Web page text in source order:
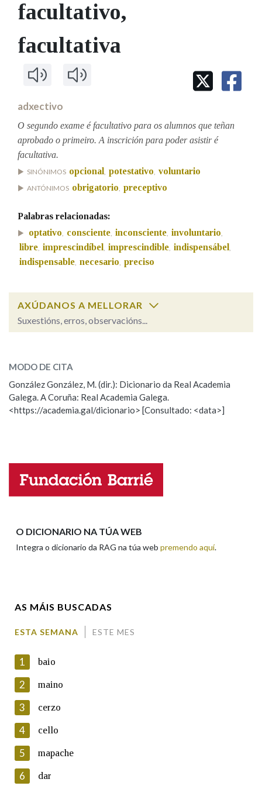
MARCIAL DEL ADALID
FIGURAS HOMENAXEADAS
60 ANOS DLG
PRIMAVERA DAS LETRAS
PORTAL DAS PALABRAS
Facebook
TwitterYoutubeInstagram
Bluesky
BUSCAR NOS LEMAS
Comeza por
Remata por
Contén
BUSCAR NO CONTIDO
Nos exemplos
Na fraseoloxía
Marcas gramaticais
Pertence a
LIMPAR
facultativo,
facultativa
adxectivo
O segundo exame é facultativo para os alumnos que teñan
aprobado o primeiro. A inscrición para poder asistir é
facultativa.
SINÓNIMOS opcional , potestativo, voluntario
ANTÓNIMOS obrigatorio, preceptivo
Palabras relacionadas:
optativo, consciente, inconsciente, involuntario,
libre, imprescindíbel , imprescindible, indispensábel ,
indispensable, necesario, preciso
AXÚDANOS A MELLORAR
Suxestións, erros, observacións...
ESCOLLE UNHA OPCIÓN:
Observación Hai un erro na palabra
Propoño mellorar a definición
Nome
En cumprimento da normativa vixente en materia de
Protección de Datos de Carácter Persoal, a Real Academia
Galega informa a aqueles usuarios que faciliten o seu correo
electrónico, así como calquera outra información de carácter
persoal, que estes datos serán obxecto de tratamento
automatizado de carácter confidencial e incorporados aos seus
ficheiros informáticos. Así mesmo, os usuarios poderán exercer o
MODO DE CITA
González González, M. (dir.): Dicionario da Real Academia
Galega. A Coruña: Real Academia Galega.
<https://academia.gal/dicionario> [Consultado: <data>]
O DICIONARIO NA TÚA WEB
Integra o dicionario da RAG na túa web premendo aquí.
AS MÁIS BUSCADAS
ESTA SEMANA ESTE MES
1 baio
2 maino
3 cerzo
4 cello
5 mapache
6 dar